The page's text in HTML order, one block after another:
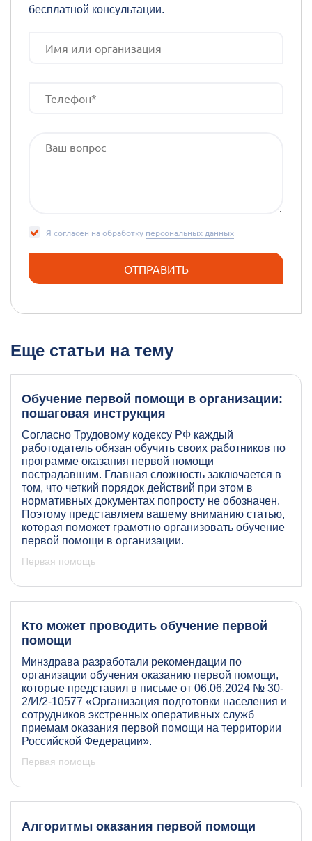
бесплатной консультации.
Я согласен на обработку персональных данных
Еще статьи на тему
Обучение первой помощи в организации:
пошаговая инструкция
Согласно Трудовому кодексу РФ каждый
работодатель обязан обучить своих работников по
программе оказания первой помощи
пострадавшим. Главная сложность заключается в
том, что четкий порядок действий при этом в
нормативных документах попросту не обозначен.
Поэтому представляем вашему вниманию статью,
которая поможет грамотно организовать обучение
первой помощи в организации.
Первая помощь
Кто может проводить обучение первой
помощи
Минздрава разработали рекомендации по
организации обучения оказанию первой помощи,
которые представил в письме от 06.06.2024 № 30-
2/И/2-10577 «Организация подготовки населения и
сотрудников экстренных оперативных служб
приемам оказания первой помощи на территории
Российской Федерации».
Первая помощь
Алгоритмы оказания первой помощи